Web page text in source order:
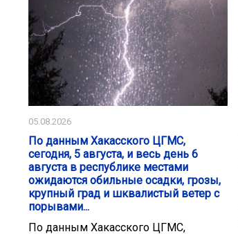
05.08.2026
По данным Хакасского ЦГМС,
сегодня, 5 августа, и весь день 6
августа в республике местами
ожидаются обильные осадки, грозы,
крупный град и шквалистый ветер с
порывами...
По данным Хакасского ЦГМС,